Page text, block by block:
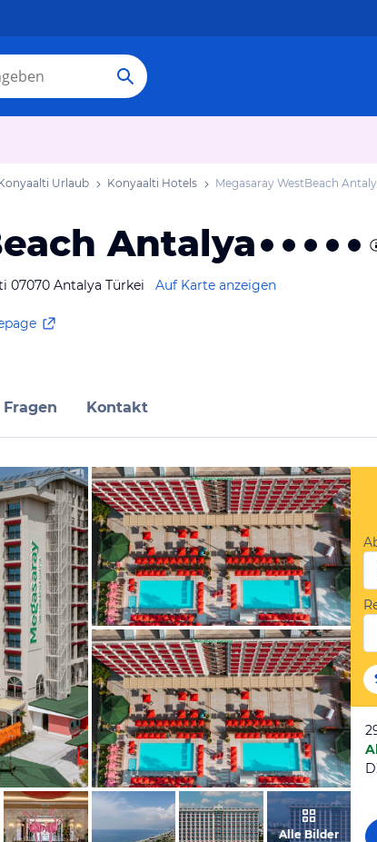
Urlaub Konyaalti Hotels Megasaray WestBeach
Antalya
07070 Antalya Türkei Auf Karte anzeigen
Fragen Kontakt
vom Hotelier, März 2024
vom Hotelier, März 2024
Alle Bilder